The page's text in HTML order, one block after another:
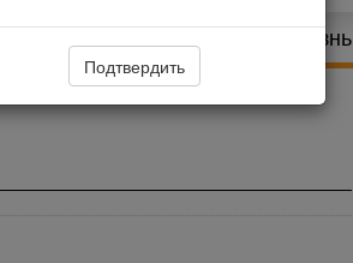
и диета Здоровая жизнь
Подтвердить